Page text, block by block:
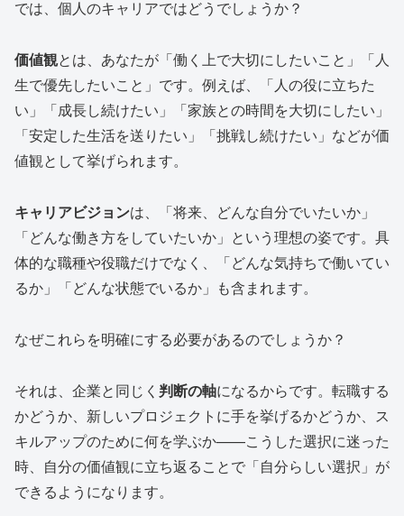
では、個人のキャリアではどうでしょうか？
価値観とは、あなたが「働く上で大切にしたいこと」「人
生で優先したいこと」です。例えば、「人の役に立ちた
い」「成長し続けたい」「家族との時間を大切にしたい」
「安定した生活を送りたい」「挑戦し続けたい」などが価
値観として挙げられます。
キャリアビジョンは、「将来、どんな自分でいたいか」
「どんな働き方をしていたいか」という理想の姿です。具
体的な職種や役職だけでなく、「どんな気持ちで働いてい
るか」「どんな状態でいるか」も含まれます。
なぜこれらを明確にする必要があるのでしょうか？
それは、企業と同じく 判断の軸になるからです。転職する
かどうか、新しいプロジェクトに手を挙げるかどうか、ス
キルアップのために何を学ぶか——こうした選択に迷った
時、自分の価値観に立ち返ることで「自分らしい選択」が
できるようになります。